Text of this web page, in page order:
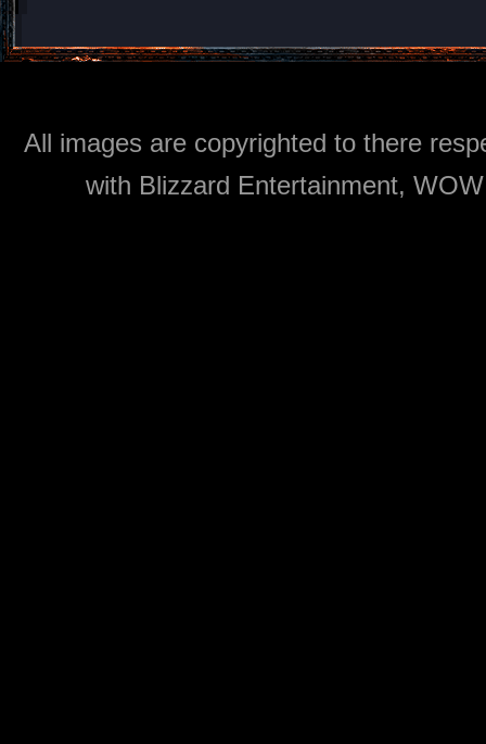
All images are copyrighted to there
with Blizzard Entertainment,